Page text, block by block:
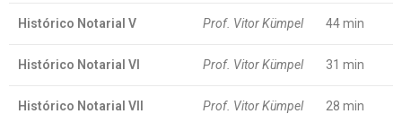
Histórico Notarial V Prof. Vitor Kümpel 44 min
Histórico Notarial VI Prof. Vitor Kümpel 31 min
Histórico Notarial VII Prof. Vitor Kümpel 28 min